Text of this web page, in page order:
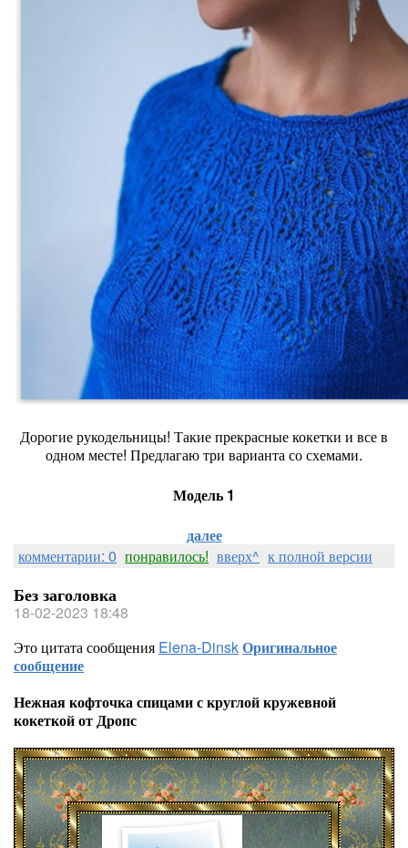
Дорогие рукодельницы! Такие прекрасные кокетки и все в
одном месте! Предлагаю три варианта со схемами.
Модель 1
далее
комментарии: 0 понравилось! вверх^ к полной версии
Без заголовка
18-02-2023 18:48
Это цитата сообщения Elena-DinskОригинальное
сообщение
Нежная кофточка спицами с круглой кружевной
кокеткой от Дропс